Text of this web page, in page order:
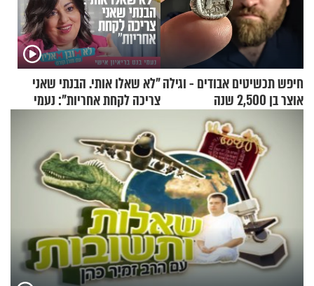
חיפש תכשיטים אבודים - וגילה
אוצר בן 2,500 שנה
"לא שאלו אותי. הבנתי שאני
צריכה לקחת אחריות": נעמי